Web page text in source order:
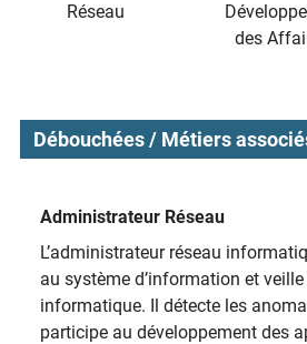
Réseau
des
Débouchées / Métiers
Administrateur Réseau
L’administrateur réseau
au système d’information et
informatique. Il détecte les
participe au développement des